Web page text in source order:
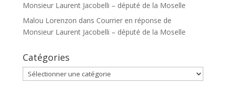
Monsieur Laurent Jacobelli – député de la Moselle
Malou Lorenzon dans Courrier en réponse de
Monsieur Laurent Jacobelli – député de la Moselle
Catégories
Catégories